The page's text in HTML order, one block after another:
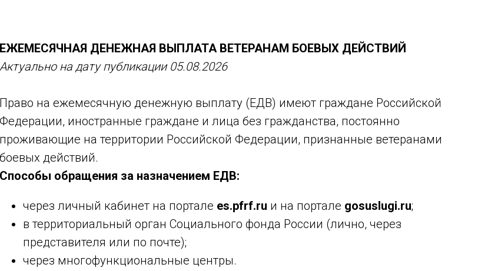
ЕЖЕМЕСЯЧНАЯ ДЕНЕЖНАЯ ВЫПЛАТА ВЕТЕРАНАМ БОЕВЫХ ДЕЙСТВИЙ
Актуально на дату публикации 05.08.2026
Право на ежемесячную денежную выплату (ЕДВ) имеют граждане Российской
Федерации, иностранные граждане и лица без гражданства, постоянно
проживающие на территории Российской Федерации, признанные ветеранами
боевых действий.
Способы обращения за назначением ЕДВ:
через личный кабинет на портале es.pfrf.ru и на портале gosuslugi.ru;
в территориальный орган Социального фонда России (лично, через
представителя или по почте);
через многофункциональные центры.